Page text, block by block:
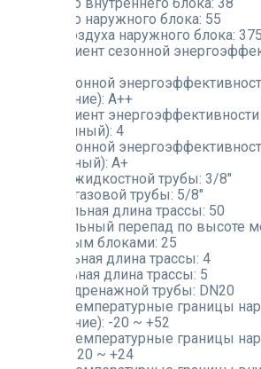
Вес брутто наружного блока: 55
Расход воздуха наружного блока:
Коэффициент сезонной
Класс сезонной
(охлаждение): A++
Коэффициент энергоэффективности
(усредненный): 4
Класс сезонной
усредненный): A+
Диаметр жидкостной трубы: 3/8"
Диаметр газовой трубы: 5/8"
Максимальная длина трассы: 50
Максимальный перепад по высоте
и наружным блоками: 25
Минимальная длина трассы: 4
Номинальная длина трассы: 5
Диаметр дренажной трубы: DN20
Рабочие температурные границы
(охлаждение): -20 ~ +52
Рабочие температурные границы
-20 ~ +24